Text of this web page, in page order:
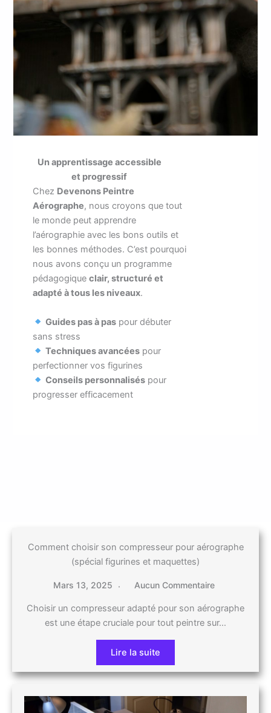
Un apprentissage accessible
et progressif
Chez Devenons Peintre
Aérographe, nous croyons que tout
le monde peut apprendre
l’aérographie avec les bons outils et
les bonnes méthodes. C’est pourquoi
nous avons conçu un programme
pédagogiqueclair, structuré et
adapté à tous les niveaux.
Guides pas à paspour débuter
sans stress
Techniques avancéespour
perfectionner vos figurines
Conseils personnaliséspour
progresser efficacement
Comment choisir son compresseur pour aérographe
(spécial figurines et maquettes)
Mars 13, 2025 Aucun Commentaire
Choisir un compresseur adapté pour son aérographe
est une étape cruciale pour tout peintre sur…
Lire la suite